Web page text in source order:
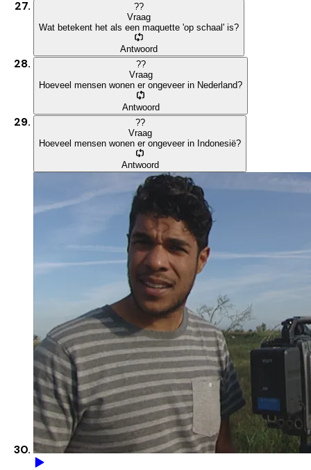
??
Vraag
Wat betekent het als een maquette 'op schaal' is?
Antwoord
??
Vraag
Hoeveel mensen wonen er ongeveer in Nederland?
Antwoord
??
Vraag
Hoeveel mensen wonen er ongeveer in Indonesië?
Antwoord